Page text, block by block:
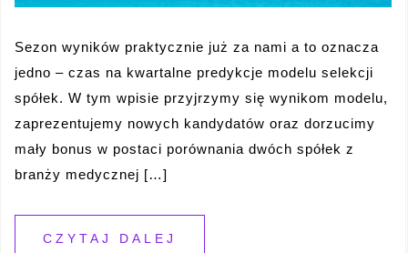
Sezon wyników praktycznie już za nami a to oznacza
jedno – czas na kwartalne predykcje modelu selekcji
spółek. W tym wpisie przyjrzymy się wynikom modelu,
zaprezentujemy nowych kandydatów oraz dorzucimy
mały bonus w postaci porównania dwóch spółek z
branży medycznej […]
CZYTAJ DALEJ